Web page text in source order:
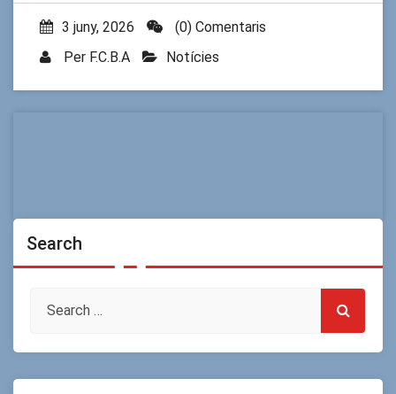
3 juny, 2026
(0) Comentaris
Per F.C.B.A Notícies
Search